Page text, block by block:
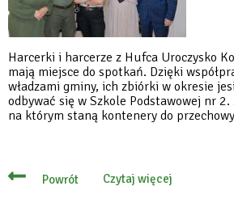
Harcerki i harcerze z Hufca Uroczysko
mają miejsce do spotkań. Dzięki
władzami gminy, ich zbiórki w okresie
odbywać się w Szkole Podstawowej nr
na którym staną kontenery do
Powrót Czytaj więcej
o